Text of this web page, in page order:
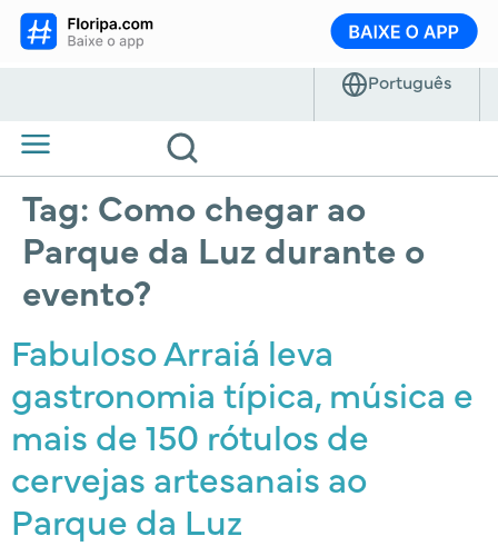
Tag: Como chegar ao
Parque da Luz durante o
evento?
Fabuloso Arraiá leva
gastronomia típica, música e
mais de 150 rótulos de
cervejas artesanais ao
Parque da Luz